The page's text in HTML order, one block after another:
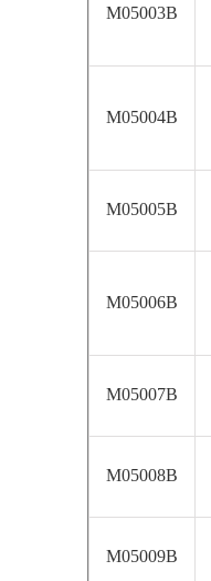
М05003В
М05004В
М05005В
М05006В
М05007В
М05008В
М05009В